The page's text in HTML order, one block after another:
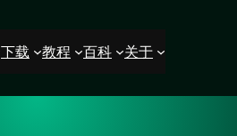
下载 教程 百科 关于